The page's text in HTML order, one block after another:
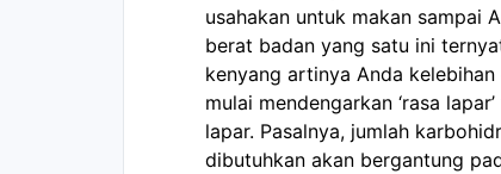
usahakan untuk makan sampai
berat badan yang satu ini
kenyang artinya Anda
mulai mendengarkan ‘rasa
lapar. Pasalnya, jumlah
dibutuhkan akan bergantung